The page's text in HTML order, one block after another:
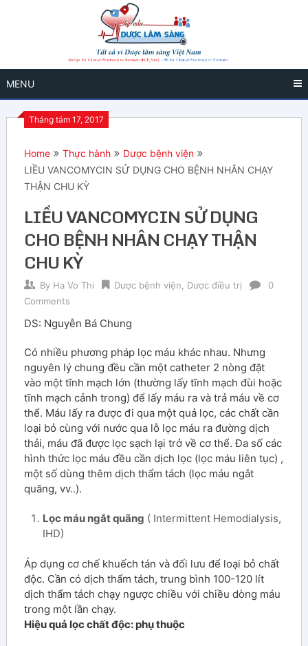
MENU
Tháng tám 17, 2017
Home Thực hành
Dược bệnh viện
LIỀU VANCOMYCIN SỬ DỤNG CHO BỆNH NHÂN CHẠY
THẬN CHU KỲ
LIỀU VANCOMYCIN SỬ DỤNG
CHO BỆNH NHÂN CHẠY THẬN
CHU KỲ
By Ha Vo Thi Dược bệnh viện Dược điều trị
0
Comments
DS: Nguyễn Bá Chung
Có nhiều phương pháp lọc máu khác nhau. Nhưng
nguyên lý chung đều cần một catheter 2 nòng đặt
vào một tĩnh mạch lớn (thường lấy tĩnh mạch đùi hoặc
tĩnh mạch cảnh trong) để lấy máu ra và trả máu về cơ
thể. Máu lấy ra được đi qua một quả lọc, các chất cần
loại bỏ cùng với nước qua lỗ lọc máu ra đường dịch
thải, máu đã được lọc sạch lại trở về cơ thể. Đa số các
hình thức lọc máu đều cần dịch lọc (lọc máu liên tục) ,
một số dùng thêm dịch thẩm tách (lọc máu ngắt
quãng, vv..).
Lọc máu ngắt quãng ( Intermittent Hemodialysis,
IHD)
Áp dụng cơ chế khuếch tán và đối lưu để loại bỏ chất
độc. Cần có dịch thẩm tách, trung bình 100-120 lít
dịch thẩm tách chạy ngược chiều với chiều dòng máu
trong một lần chạy.
Hiệu quả lọc chất độc: phụ thuộc